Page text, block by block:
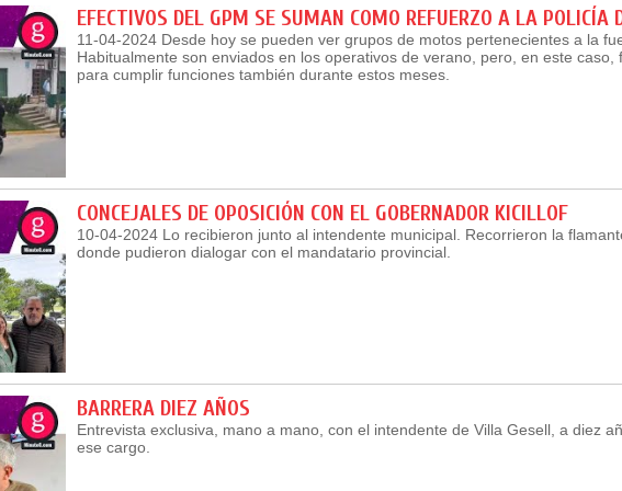
EFECTIVOS DEL GPM SE SUMAN COMO REFUERZO A LA POLICÍA
11-04-2024 Desde hoy se pueden ver grupos de motos pertenecientes a la
Habitualmente son enviados en los operativos de verano, pero, en este caso,
para cumplir funciones también durante estos meses.
CONCEJALES DE OPOSICIÓN CON EL GOBERNADOR KICILLOF
10-04-2024 Lo recibieron junto al intendente municipal. Recorrieron la
donde pudieron dialogar con el mandatario provincial.
BARRERA DIEZ AÑOS
Entrevista exclusiva, mano a mano, con el intendente de Villa Gesell, a diez
ese cargo.